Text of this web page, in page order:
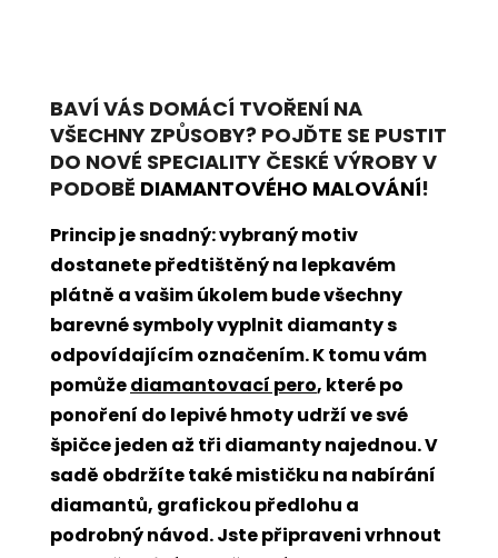
BAVÍ VÁS DOMÁCÍ TVOŘENÍ NA
VŠECHNY ZPŮSOBY? POJĎTE SE PUSTIT
DO NOVÉ SPECIALITY ČESKÉ VÝROBY V
PODOBĚ DIAMANTOVÉHO MALOVÁNÍ!
Princip je snadný: vybraný motiv
dostanete předtištěný na lepkavém
plátně a vašim úkolem bude všechny
barevné symboly vyplnit diamanty s
odpovídajícím označením. K tomu vám
pomůžediamantovací pero, které po
ponoření do lepivé hmoty udrží ve své
špičce jeden až tři diamanty najednou. V
sadě obdržíte také mističku na nabírání
diamantů, grafickou předlohu a
podrobný návod. Jste připraveni vrhnout